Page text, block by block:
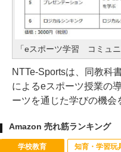
「eスポーツ学習 コミュ
NTTe-Sportsは、同教科
によるeスポーツ授業の
ーツを通じた学びの機会
Amazon 売れ筋ランキング
学校教育 知育・学習玩